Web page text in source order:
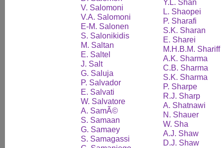
V. Salomoni
V.A. Salomoni
E-M. Salonen
S. Salonikidis
M. Saltan
E. Saltel
J. Salt
G. Saluja
P. Salvador
E. Salvati
W. Salvatore
A. SamÃ©
S. Samaan
G. Samaey
S. Samagassi
Y.L. Shan
L. Shaopei
P. Sharafi
S.K. Sharan
E. Sharei
M.H.B.M. Shariff
A.K. Sharma
C.B. Sharma
S.K. Sharma
P. Sharpe
R.J. Sharp
A. Shatnawi
N. Shauer
W. Sha
A.J. Shaw
D.J. Shaw